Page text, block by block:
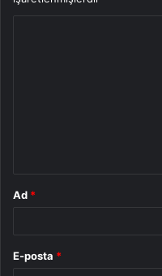
Ad *
E-posta *